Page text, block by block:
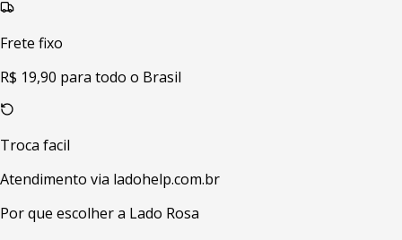
Frete fixo
R$ 19,90 para todo o Brasil
Troca facil
Atendimento via ladohelp.com.br
Por que escolher a Lado Rosa